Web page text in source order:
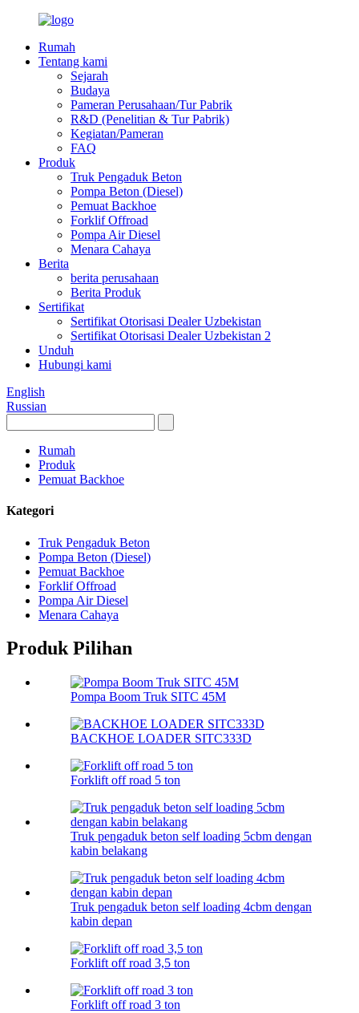
Rumah
Tentang kami
Sejarah
Budaya
Pameran Perusahaan/Tur Pabrik
R&D (Penelitian & Tur Pabrik)
Kegiatan/Pameran
FAQ
Produk
Truk Pengaduk Beton
Pompa Beton (Diesel)
Pemuat Backhoe
Forklif Offroad
Pompa Air Diesel
Menara Cahaya
Berita
berita perusahaan
Berita Produk
Sertifikat
Sertifikat Otorisasi Dealer Uzbekistan
Sertifikat Otorisasi Dealer Uzbekistan 2
Unduh
Hubungi kami
English
Russian
Rumah
Produk
Pemuat Backhoe
Kategori
Truk Pengaduk Beton
Pompa Beton (Diesel)
Pemuat Backhoe
Forklif Offroad
Pompa Air Diesel
Menara Cahaya
Produk Pilihan
Pompa Boom Truk SITC 45M
BACKHOE LOADER SITC333D
Forklift off road 5 ton
Truk pengaduk beton self loading 5cbm dengan
kabin belakang
Truk pengaduk beton self loading 4cbm dengan
kabin depan
Forklift off road 3,5 ton
Forklift off road 3 ton